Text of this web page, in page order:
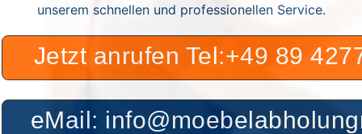
unserem schnellen und professionellen Service.
Jetzt anrufen Tel:+49 89
eMail: